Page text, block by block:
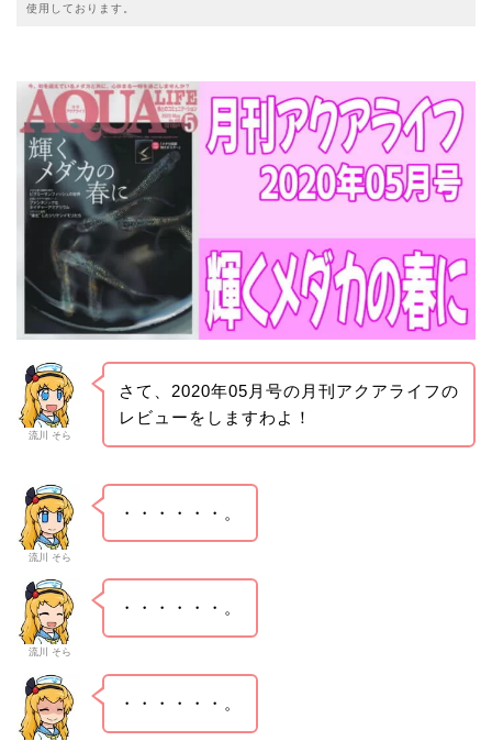
使用しております。
流川 そら
さて、2020年05月号の月刊アクアライフの
レビューをしますわよ！
流川 そら
・・・・・・。
流川 そら
・・・・・・。
・・・・・・。